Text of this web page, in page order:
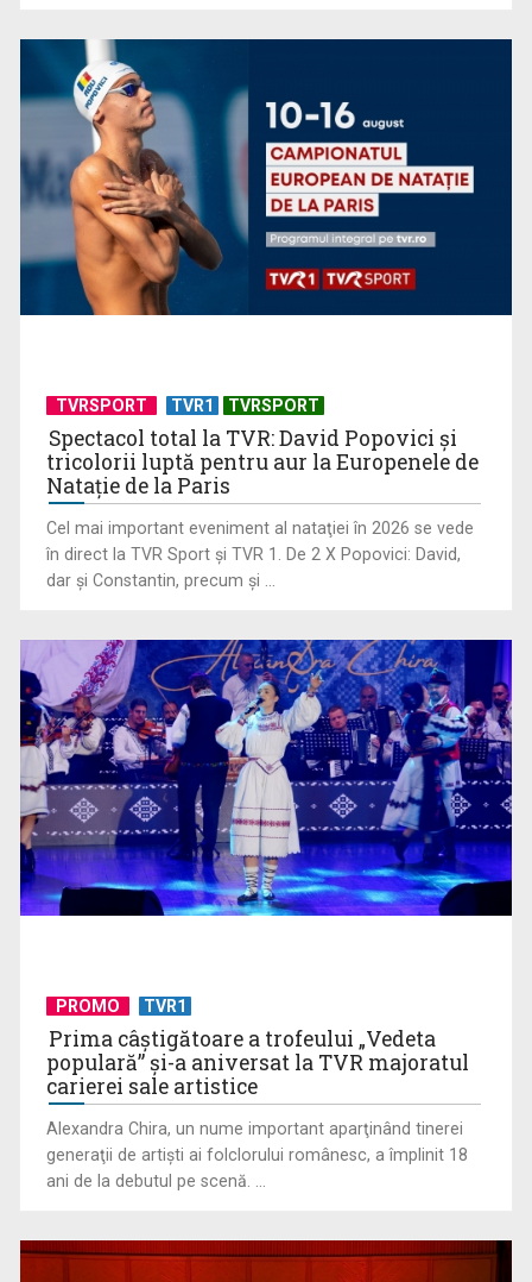
(P) Aparatul ascuns din bucătărie care schimbă regulile
(P) Experimenteaza.ro transformă orice cadou într-o
experiență memorabilă
(P) Beneficiile automatizării în marketingul digital –
recomandările White Image
TVRSPORT TVR1 TVRSPORT
Spectacol total la TVR: David Popovici și
tricolorii luptă pentru aur la Europenele de
Natație de la Paris
Cel mai important eveniment al nataţiei în 2026 se vede
în direct la TVR Sport şi TVR 1. De 2 X Popovici: David,
dar şi Constantin, precum şi ...
PROMO TVR1
Prima câştigătoare a trofeului „Vedeta
populară” şi-a aniversat la TVR majoratul
carierei sale artistice
Alexandra Chira, un nume important aparţinând tinerei
generaţii de artişti ai folclorului românesc, a împlinit 18
ani de la debutul pe scenă. ...